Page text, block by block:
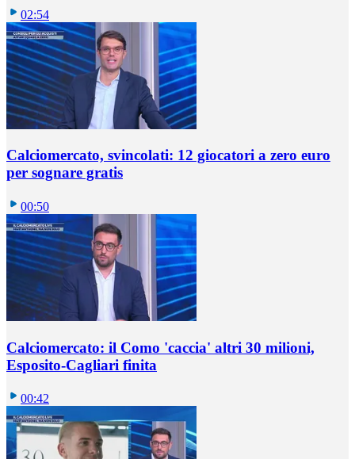
02:54
Calciomercato, svincolati: 12 giocatori a zero euro
per sognare gratis
00:50
Calciomercato: il Como 'caccia' altri 30 milioni,
Esposito-Cagliari finita
00:42